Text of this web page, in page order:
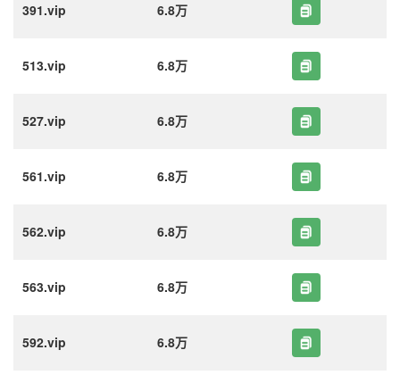
391.vip 6.8万
513.vip 6.8万
527.vip 6.8万
561.vip 6.8万
562.vip 6.8万
563.vip 6.8万
592.vip 6.8万